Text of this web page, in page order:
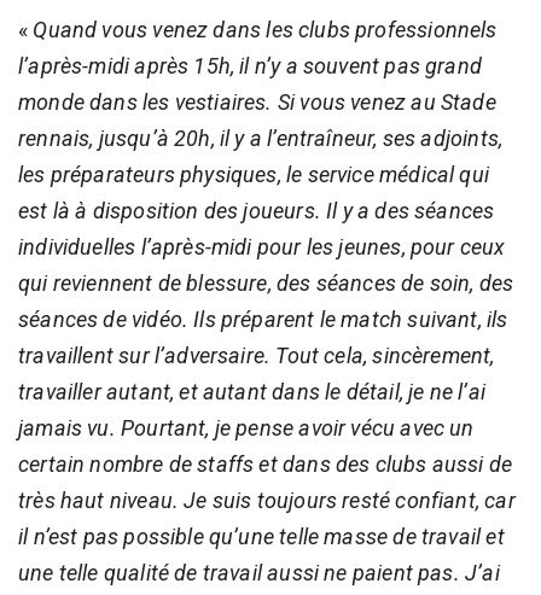
« Quand vous venez dans les clubs professionnels
l’après-midi après 15h, il n’y a souvent pas grand
monde dans les vestiaires. Si vous venez au Stade
rennais, jusqu’à 20h, il y a l’entraîneur, ses adjoints,
les préparateurs physiques, le service médical qui
est là à disposition des joueurs. Il y a des séances
individuelles l’après-midi pour les jeunes, pour ceux
qui reviennent de blessure, des séances de soin, des
séances de vidéo. Ils préparent le match suivant, ils
travaillent sur l’adversaire. Tout cela, sincèrement,
travailler autant, et autant dans le détail, je ne l’ai
jamais vu. Pourtant, je pense avoir vécu avec un
certain nombre de staffs et dans des clubs aussi de
très haut niveau. Je suis toujours resté confiant, car
il n’est pas possible qu’une telle masse de travail et
une telle qualité de travail aussi ne paient pas. J’ai